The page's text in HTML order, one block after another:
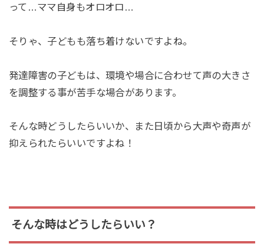
って…ママ自身もオロオロ…
そりゃ、子どもも落ち着けないですよね。
発達障害の子どもは、環境や場合に合わせて声の大きさ
を調整する事が苦手な場合があります。
そんな時どうしたらいいか、また日頃から大声や奇声が
抑えられたらいいですよね！
そんな時はどうしたらいい？